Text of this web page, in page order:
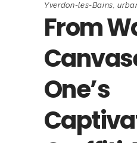
Yverdon-les-Bains,
From
One’s